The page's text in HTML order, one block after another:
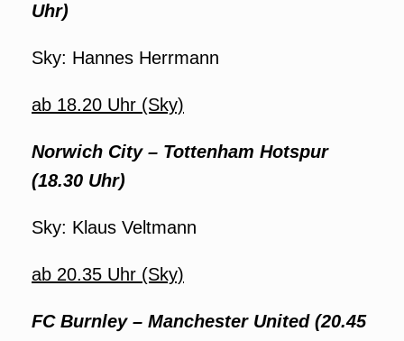
Uhr)
Sky: Hannes Herrmann
ab 18.20 Uhr (Sky)
Norwich City – Tottenham Hotspur
(18.30 Uhr)
Sky: Klaus Veltmann
ab 20.35 Uhr (Sky)
FC Burnley – Manchester United (20.45